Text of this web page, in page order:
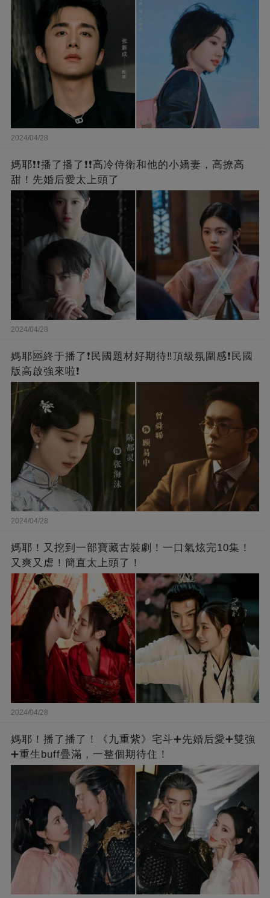
2024/04/28
媽耶❗❗播了播了❗❗高冷侍衛和他的小嬌妻，高撩高
甜！先婚后愛太上頭了
2024/04/28
媽耶🆘終于播了❗️民國題材好期待‼️頂級氛圍感❗️民國
版高啟強來啦❗
2024/04/28
媽耶！又挖到一部寶藏古裝劇！一口氣炫完10集！
又爽又虐！簡直太上頭了！
2024/04/28
媽耶！播了播了！《九重紫》宅斗➕先婚后愛➕雙強
➕重生buff疊滿，一整個期待住！